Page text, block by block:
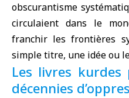
obscurantisme
circulaient dans le
franchir les frontières
simple titre, une idée ou
Les livres kurdes
décennies